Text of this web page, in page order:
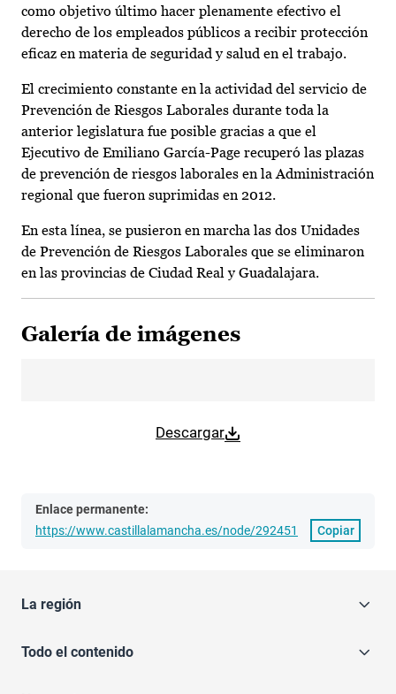
como objetivo último hacer plenamente efectivo el
derecho de los empleados públicos a recibir protección
eficaz en materia de seguridad y salud en el trabajo.
El crecimiento constante en la actividad del servicio de
Prevención de Riesgos Laborales durante toda la
anterior legislatura fue posible gracias a que el
Ejecutivo de Emiliano García-Page recuperó las plazas
de prevención de riesgos laborales en la Administración
regional que fueron suprimidas en 2012.
En esta línea, se pusieron en marcha las dos Unidades
de Prevención de Riesgos Laborales que se eliminaron
en las provincias de Ciudad Real y Guadalajara.
Galería de imágenes
Descargar
Enlace permanente:
https://www.castillalamancha.es/node/292451
Copiar
La región
Todo el contenido